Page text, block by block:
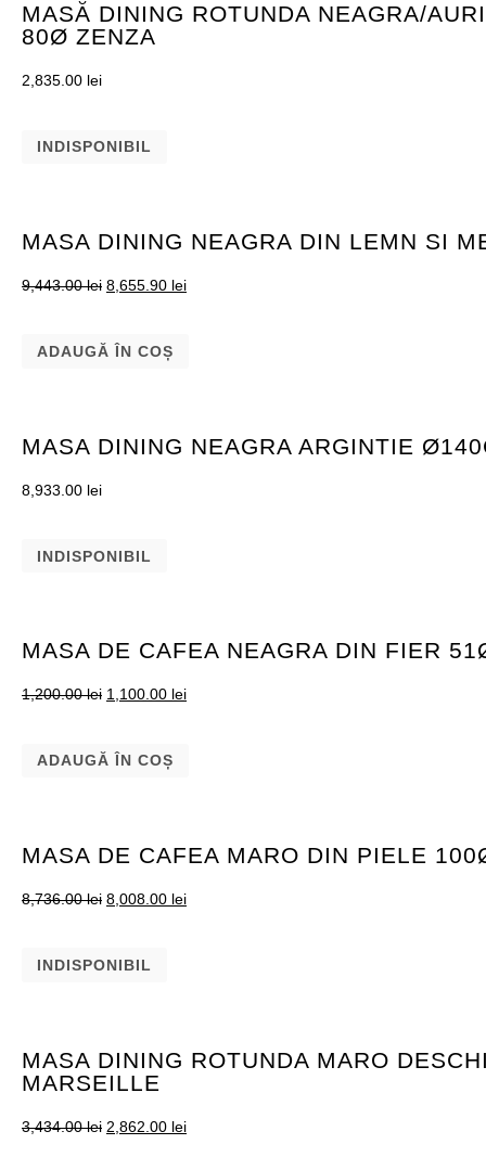
MASĂ DINING ROTUNDA NEAGRA/
80Ø ZENZA
2,835.00 lei
INDISPONIBIL
MASA DINING NEAGRA DIN LEMN SI
9,443.00lei 8,655.90 lei
ADAUGĂ ÎN COȘ
MASA DINING NEAGRA ARGINTIE
8,933.00 lei
INDISPONIBIL
MASA DE CAFEA NEAGRA DIN FIER
1,200.00lei 1,100.00 lei
ADAUGĂ ÎN COȘ
MASA DE CAFEA MARO DIN PIELE
8,736.00lei 8,008.00 lei
INDISPONIBIL
MASA DINING ROTUNDA MARO
MARSEILLE
3,434.00lei 2,862.00 lei